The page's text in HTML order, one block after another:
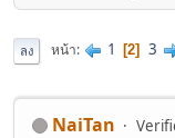
ลง หน้า 1 2 3
NaiTan